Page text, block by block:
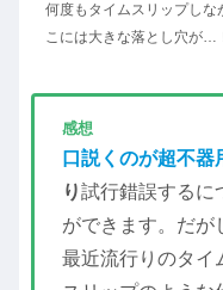
何度もタイムスリップし
こには大きな落とし穴が…
感想
口説くのが超不器
り試行錯誤するに
ができます。だが
最近流行りのタイ